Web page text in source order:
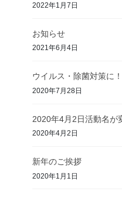
2022年1月7日
お知らせ
2021年6月4日
ウイルス・除菌対策に！
2020年7月28日
2020年4月2日活動名が
2020年4月2日
新年のご挨拶
2020年1月1日